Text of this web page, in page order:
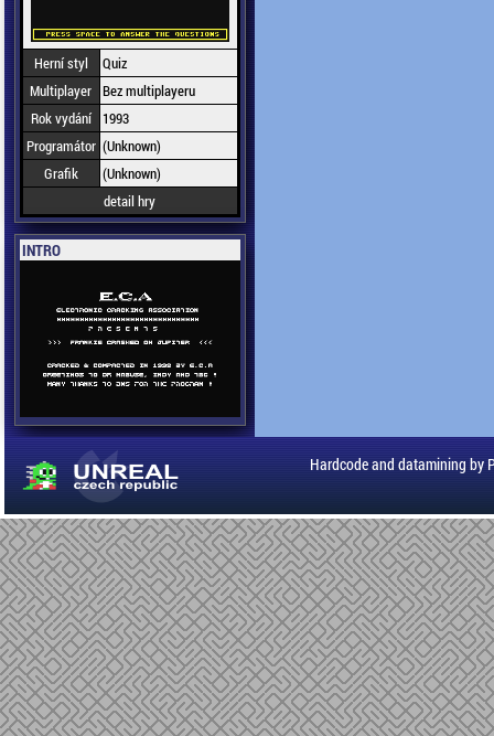
Herní styl
Quiz
Multiplayer Bez multiplayeru
Rok vydání
1993
Programátor (Unknown)
Grafik
(Unknown)
detail hry
INTRO
Hardcode and datamining by